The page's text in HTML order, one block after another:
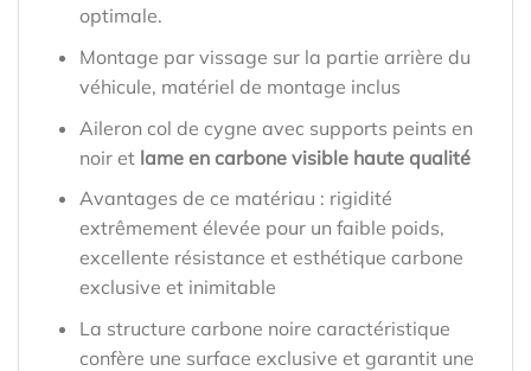
optimale.
Montage par vissage sur la partie arrière du
véhicule, matériel de montage inclus
Aileron col de cygne avec supports peints en
noir et lame en carbone visible haute qualité
Avantages de ce matériau : rigidité
extrêmement élevée pour un faible poids,
excellente résistance et esthétique carbone
exclusive et inimitable
La structure carbone noire caractéristique
confère une surface exclusive et garantit une